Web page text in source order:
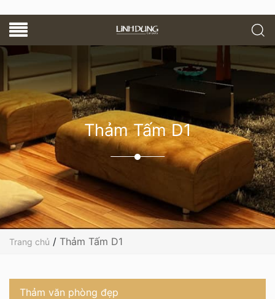
Thảm Tấm D1
Trang chủ / Thảm Tấm D1
Thảm văn phòng đẹp